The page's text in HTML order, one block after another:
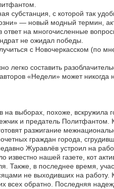
субстанция, с которой так
— новый модный термин,
на многочисленные
не ожидал победы.
с Новочеркасском (по
легко составить
«Недели» может никогда
выборах, похоже, вскружила
и предатель Политфантом.
разжигание
граждан города,
Журавлёв устроил на
известно нашей газете, кот
Также, в последнее время,
не выходивших на
всех обратно. Последняя